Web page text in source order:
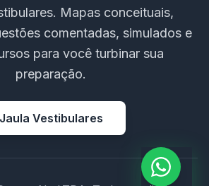
Mapas conceituais,
comentadas, simulados e
para você turbinar sua
preparação.
Jaula Vestibulares